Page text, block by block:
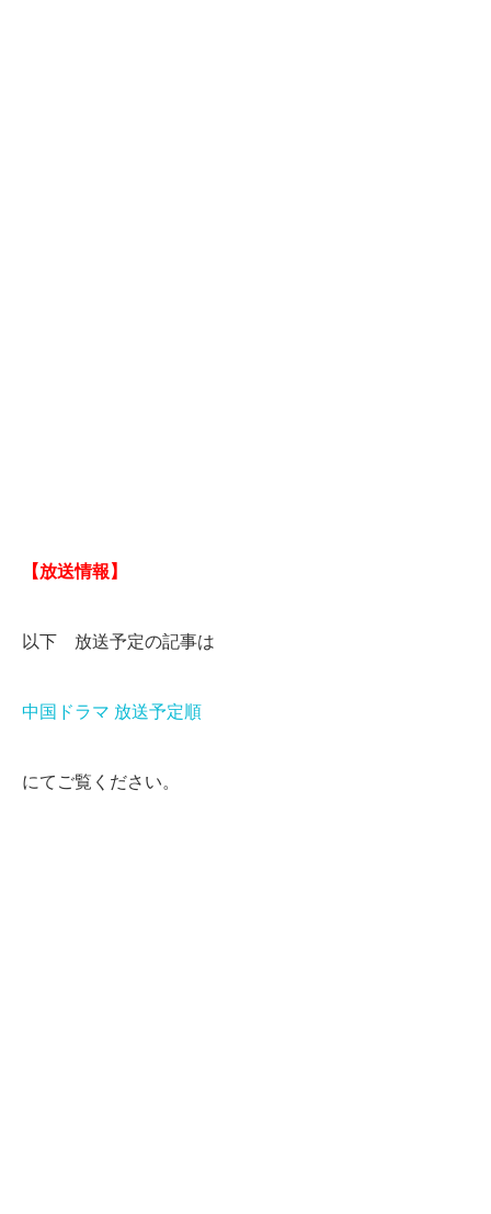
【放送情報】
以下 放送予定の記事は
中国ドラマ 放送予定順
にてご覧ください。